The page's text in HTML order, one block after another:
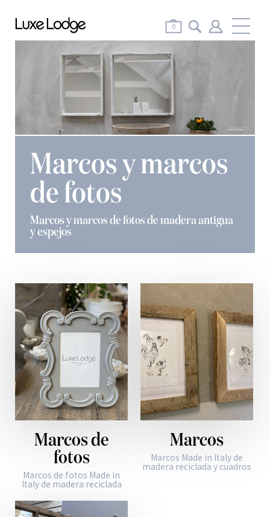
0
Marcos y marcos
de fotos
Marcos y marcos de fotos de madera antigua
y espejos
Marcos de
fotos
Marcos de fotos Made in
Italy de madera reciclada
Marcos
Marcos Made in Italy de
madera reciclada y cuadros